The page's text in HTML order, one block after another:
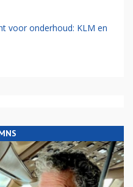
voor onderhoud: KLM en